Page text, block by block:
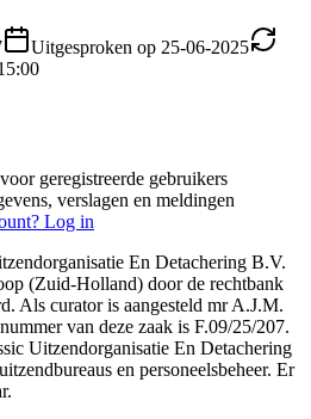
Uitgesproken op 25-06-2025
geregistreerde gebruikers
verslagen en meldingen
Log in
En Detachering B.V.
(Zuid-Holland) door de rechtbank
Als curator is aangesteld mr A.J.M.
van deze zaak is F.09/25/207.
Uitzendorganisatie En Detachering
en personeelsbeheer. Er